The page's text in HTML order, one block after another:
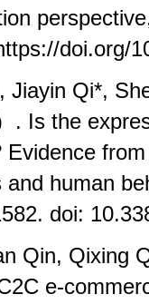
doi.org/
Jiayin Qi*,
. Is the
Evidence
and human
doi:
Qin, Qixing
e-